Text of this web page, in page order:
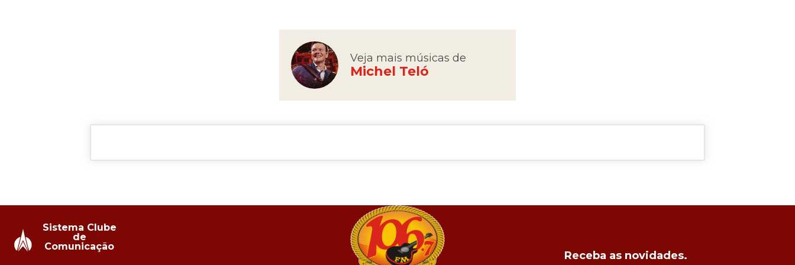
Veja mais músicas de
Michel Teló
Receba as novidades.
Sistema Clube
de
Comunicação